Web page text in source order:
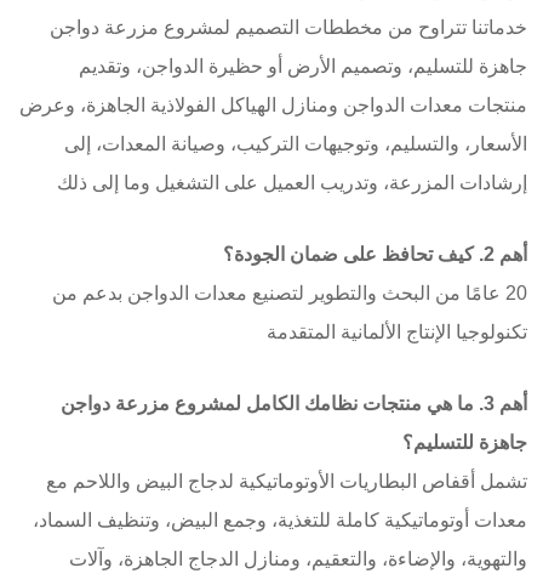
خدماتنا تتراوح من مخططات التصميم لمشروع مزرعة دواجن
جاهزة للتسليم، وتصميم الأرض أو حظيرة الدواجن، وتقديم
منتجات معدات الدواجن ومنازل الهياكل الفولاذية الجاهزة، وعرض
الأسعار، والتسليم، وتوجيهات التركيب، وصيانة المعدات، إلى
إرشادات المزرعة، وتدريب العميل على التشغيل وما إلى ذلك
أهم 2. كيف تحافظ على ضمان الجودة؟
20 عامًا من البحث والتطوير لتصنيع معدات الدواجن بدعم من
تكنولوجيا الإنتاج الألمانية المتقدمة
أهم 3. ما هي منتجات نظامك الكامل لمشروع مزرعة دواجن
جاهزة للتسليم؟
تشمل أقفاص البطاريات الأوتوماتيكية لدجاج البيض واللاحم مع
معدات أوتوماتيكية كاملة للتغذية، وجمع البيض، وتنظيف السماد،
والتهوية، والإضاءة، والتعقيم، ومنازل الدجاج الجاهزة، وآلات